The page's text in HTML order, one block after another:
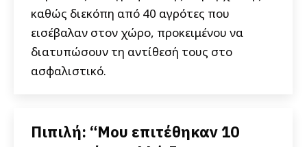
καθώς διεκόπη από 40 αγρότες που
εισέβαλαν στον χώρο, προκειμένου να
διατυπώσουν τη αντίθεσή τους στο
ασφαλιστικό.
Πιπιλή: “Μου επιτέθηκαν 10